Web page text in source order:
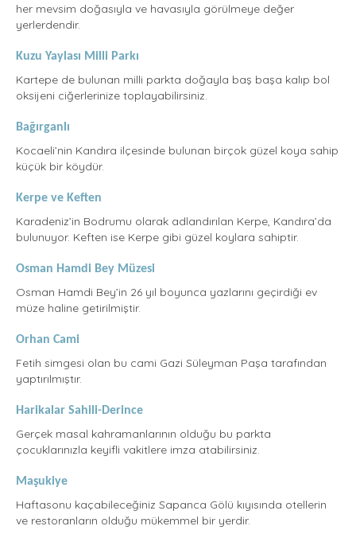
her mevsim doğasıyla ve havasıyla görülmeye değer
yerlerdendir.
Kuzu Yaylası Milli Parkı
Kartepe de bulunan milli parkta doğayla baş başa kalıp bol
oksijeni ciğerlerinize toplayabilirsiniz.
Bağırganlı
Kocaeli’nin Kandıra ilçesinde bulunan birçok güzel koya sahip
küçük bir köydür.
Kerpe ve Keften
Karadeniz’in Bodrumu olarak adlandırılan Kerpe, Kandıra’da
bulunuyor. Keften ise Kerpe gibi güzel koylara sahiptir.
Osman Hamdi Bey Müzesi
Osman Hamdi Bey’in 26 yıl boyunca yazlarını geçirdiği ev
müze haline getirilmiştir.
Orhan Cami
Fetih simgesi olan bu cami Gazi Süleyman Paşa tarafından
yaptırılmıştır.
Harikalar Sahili-Derince
Gerçek masal kahramanlarının olduğu bu parkta
çocuklarınızla keyifli vakitlere imza atabilirsiniz.
Maşukiye
Haftasonu kaçabileceğiniz Sapanca Gölü kıyısında otellerin
ve restoranların olduğu mükemmel bir yerdir.